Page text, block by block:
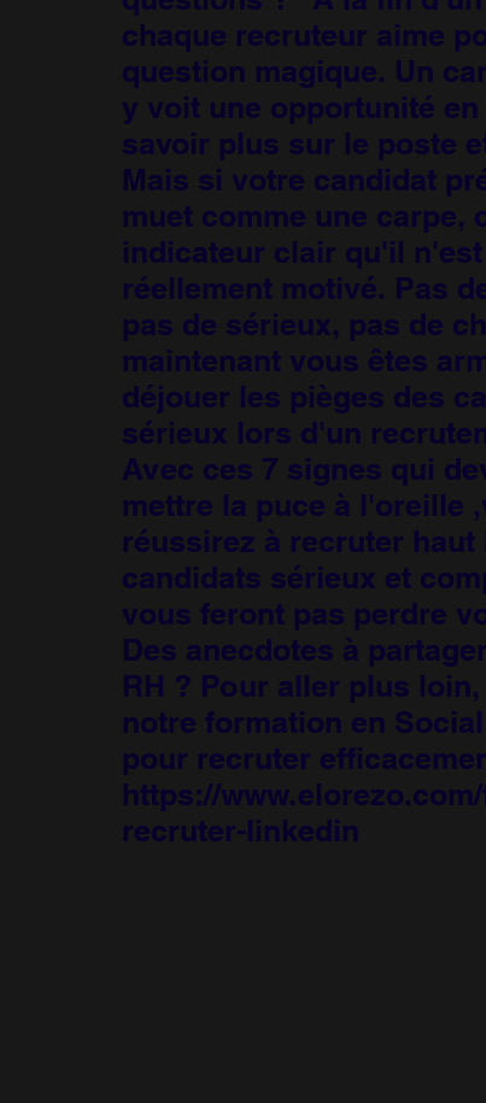
chaque recruteur aime
question magique. Un
y voit une opportunité
savoir plus sur le poste
Mais si votre candidat
muet comme une carpe,
indicateur clair qu'il
réellement motivé. Pas
pas de sérieux, pas de
maintenant vous êtes
déjouer les pièges des
sérieux lors d'un
Avec ces 7 signes qui
mettre la puce à l'oreille
réussirez à recruter haut
candidats sérieux et
vous feront pas perdre
Des anecdotes à
RH ? Pour aller plus
notre formation en
pour recruter
https://
recruter-linkedin